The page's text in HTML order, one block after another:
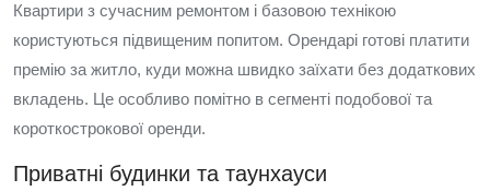
Квартири з сучасним ремонтом і базовою технікою
користуються підвищеним попитом. Орендарі готові платити
премію за житло, куди можна швидко заїхати без додаткових
вкладень. Це особливо помітно в сегменті подобової та
короткострокової оренди.
Приватні будинки та таунхауси